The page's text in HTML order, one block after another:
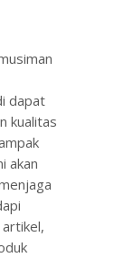
dapat
kualitas
akan